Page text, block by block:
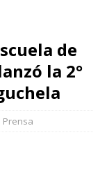
de
la 2°
Prensa